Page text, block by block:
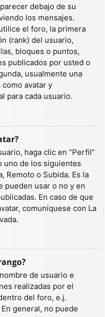
debajo de su
los mensajes.
el foro, la primera
(rank) del usuario,
bloques o puntos,
publicados por usted o
usualmente una
avatar y
para cada usuario.
haga clic en “Perfil”
uno de los siguientes
Remoto o Subida. Es la
pueden usar o no y en
En caso de que
comuníquese con La
de usuario e
realizadas por el
del foro, e.j.
general, no puede